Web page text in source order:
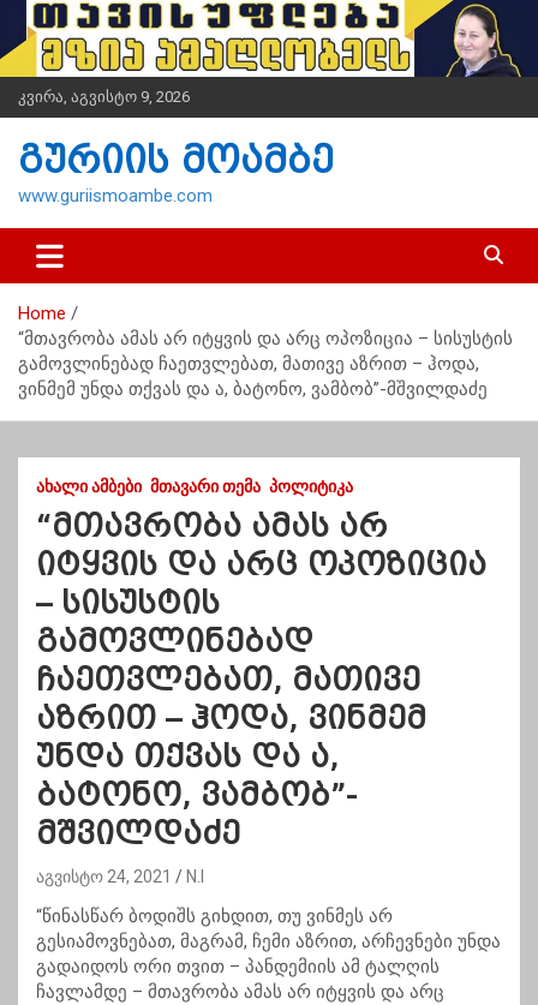
i
t
n
კვირა, აგვისტო 9, 2026
გურიის მოამბე
www.guriismoambe.com
Home
“მთავრობა ამას არ იტყვის და არც ოპოზიცია – სისუსტის
გამოვლინებად ჩაეთვლებათ, მათივე აზრით – ჰოდა,
ვინმემ უნდა თქვას და ა, ბატონო, ვამბობ”-მშვილდაძე
ᲐᲮᲐᲚᲘ ᲐᲛᲑᲔᲑᲘ ᲛᲗᲐᲕᲐᲠᲘ ᲗᲔᲛᲐ ᲞᲝᲚᲘᲢᲘᲙᲐ
“მთავრობა ამას არ
იტყვის და არც ოპოზიცია
– სისუსტის
გამოვლინებად
ჩაეთვლებათ, მათივე
აზრით – ჰოდა, ვინმემ
უნდა თქვას და ა,
ბატონო, ვამბობ”-
მშვილდაძე
აგვისტო 24, 2021 N.I
“წინასწარ ბოდიშს გიხდით, თუ ვინმეს არ
გესიამოვნებათ, მაგრამ, ჩემი აზრით, არჩევნები უნდა
გადაიდოს ორი თვით – პანდემიის ამ ტალღის
ჩავლამდე – მთავრობა ამას არ იტყვის და არც